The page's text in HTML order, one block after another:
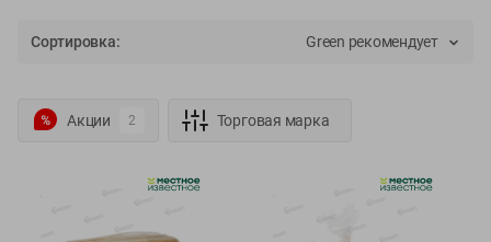
Сортировка: Green рекомендует
Акции 2 Торговая марка